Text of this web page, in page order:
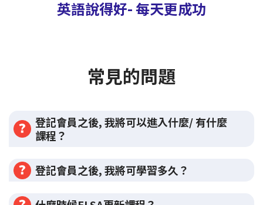
英語說得好- 每天更成功
常見的問題
登記會員之後, 我將可以進入什麼/ 有什麼
課程？
登記會員之後, 我將可學習多久？